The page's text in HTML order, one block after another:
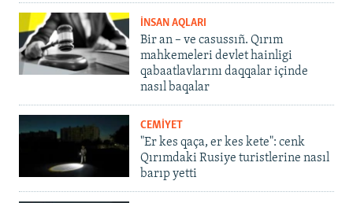
İNSAN AQLARI
Bir an – ve casussıñ. Qırım
mahkemeleri devlet hainligi
qabaatlavlarını daqqalar içinde
nasıl baqalar
CEMİYET
"Er kes qaça, er kes kete": cenk
Qırımdaki Rusiye turistlerine nasıl
barıp yetti